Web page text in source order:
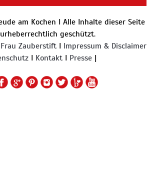
am Kochen I Alle Inhalte dieser Seite
geschützt.
Frau ZauberstiftI Impressum & Disclaimer
I KontaktI Presse |